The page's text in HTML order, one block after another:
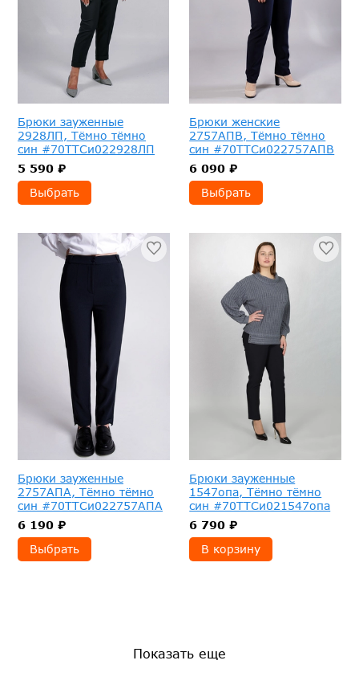
Брюки зауженные
2928ЛП, Тёмно тёмно
син #70ТТСи022928ЛП
5 590 ₽
Выбрать
Брюки женские
2757АПВ, Тёмно тёмно
син #70ТТСи022757АПВ
6 090 ₽
Выбрать
Брюки зауженные
2757АПА, Тёмно тёмно
син #70ТТСи022757АПА
6 190 ₽
Выбрать
Брюки зауженные
1547опа, Тёмно тёмно
син #70ТТСи021547опа
6 790 ₽
В корзину
Показать еще